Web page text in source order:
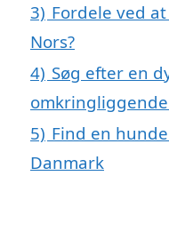
3) Fordele ved
Nors?
4) Søg efter en
5) Find en
Danmark